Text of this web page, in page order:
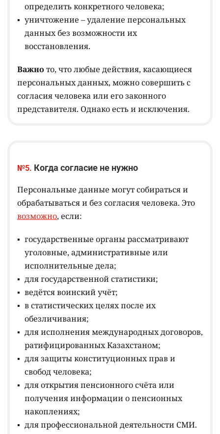
определить конкретного человека;
уничтожение – удаление персональных
данных без возможности их
восстановления.
Важно то, что любые действия, касающиеся
персональных данных, можно совершить с
согласия человека или его законного
представителя. Однако есть и исключения.
№5. Когда согласие не нужно
Персональные данные могут собираться и
обрабатываться и без согласия человека. Это
возможно, если:
государственные органы рассматривают
уголовные, административные или
исполнительные дела;
для государственной статистики;
ведётся воинский учёт;
в статистических целях после их
обезличивания;
для исполнения международных договоров,
ратифицированных Казахстаном;
для защиты конституционных прав и
свобод человека;
для открытия пенсионного счёта или
получения информации о пенсионных
накоплениях;
для профессиональной деятельности СМИ.